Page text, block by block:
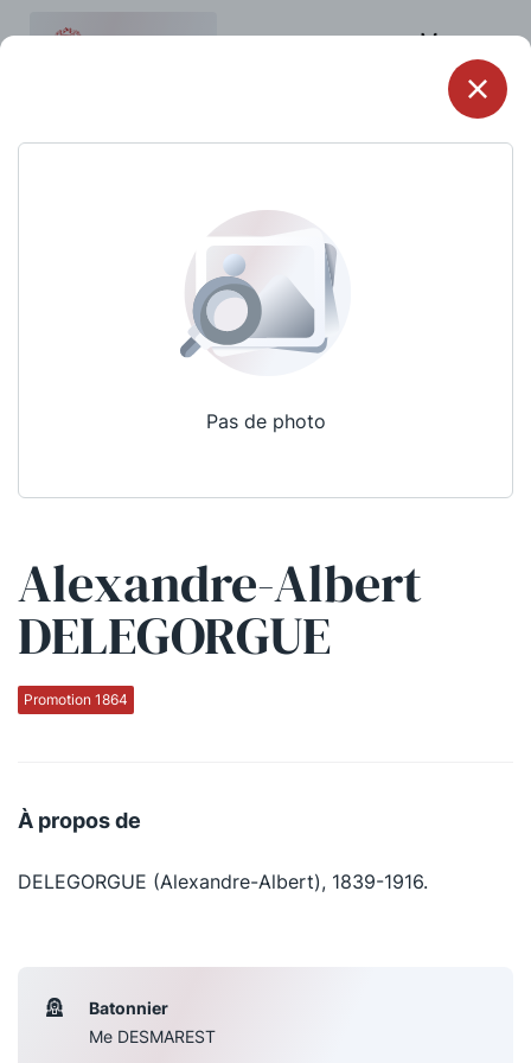
Menu
Pas de photo
Alexandre-Albert
DELEGORGUE
Promotion 1864
À propos de
DELEGORGUE (Alexandre-Albert), 1839-1916.
Batonnier
Me DESMAREST
Qui sommes-nous ?
La Conférence
La défense pénale
Le Concours de la Conférence
La Petite Conférence